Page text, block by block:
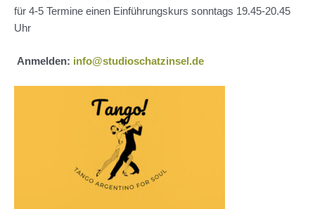
für 4-5 Termine einen Einführungskurs sonntags 19.45-20.45
Uhr
Anmelden: info@studioschatzinsel.de